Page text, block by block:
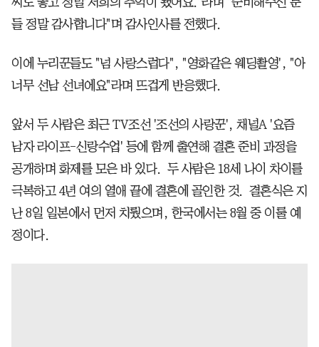
들 정말 감사합니다"며 감사인사를 전했다.
이에 누리꾼들도 "넘 사랑스럽다", "영화같은 웨딩촬영', "아
너무 선남 선녀에요"라며 뜨겁게 반응했다.
앞서 두 사람은 최근 TV조선 '조선의 사랑꾼', 채널A '요즘
남자 라이프-신랑수업' 등에 함께 출연해 결혼 준비 과정을
공개하며 화제를 모은 바 있다. 두 사람은 18세 나이 차이를
극복하고 4년 여의 열애 끝에 결혼에 골인한 것. 결혼식은 지
난 8일 일본에서 먼저 치뤘으며, 한국에서는 8월 중 이룰 예
정이다.